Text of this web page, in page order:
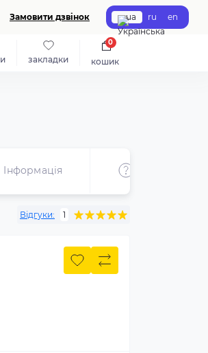
Замовити дзвінок ua ru en
закладки кошик
0
Iнформація
Відгуки: 1